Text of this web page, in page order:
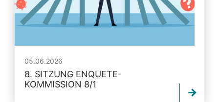
05.06.2026
8. SITZUNG ENQUETE-
KOMMISSION 8/1